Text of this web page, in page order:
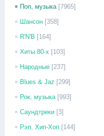
Поп, музыка [7965]
Шансон [358]
R'N'B [164]
Хиты 80-х [103]
Народные [237]
Blues & Jaz [299]
Рок, музыка [993]
Саундтреки [3]
Рэп, Хип-Хоп [144]